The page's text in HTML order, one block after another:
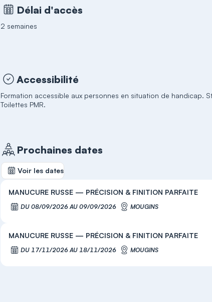
Délai d'accès
2 semaines
Accessibilité
Formation accessible aux personnes en situation de handicap.
Toilettes PMR.
Prochaines dates
Voir les dates
MANUCURE RUSSE — PRÉCISION & FINITION PARFAITE
DU 08/09/2026 AU 09/09/2026 MOUGINS
MANUCURE RUSSE — PRÉCISION & FINITION PARFAITE
DU 17/11/2026 AU 18/11/2026 MOUGINS